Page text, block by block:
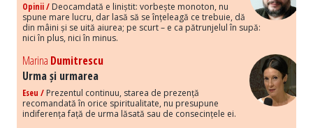
Opinii / Deocamdată e liniștit: vorbește monoton, nu
spune mare lucru, dar lasă să se înțeleagă ce trebuie, dă
din mâini și se uită aiurea; pe scurt – e ca pătrunjelul în supă:
nici în plus, nici în minus.
Marina Dumitrescu
Urma și urmarea
Eseu / Prezentul continuu, starea de prezență
recomandată în orice spiritualitate, nu presupune
indiferența față de urma lăsată sau de consecințele ei.